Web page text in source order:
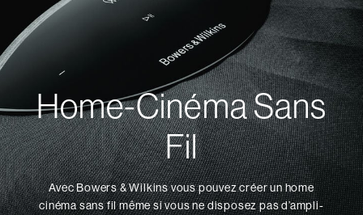
Home-Cinéma Sans
Fil
Avec Bowers & Wilkins vous pouvez créer un home
cinéma sans fil même si vous ne disposez pas d’ampli-